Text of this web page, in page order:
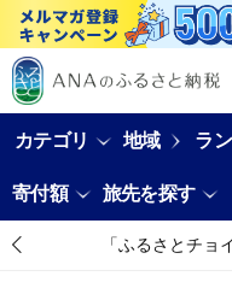
カテゴリ 地域 ラ
寄付額 旅先を探す
「ふるさとチョ